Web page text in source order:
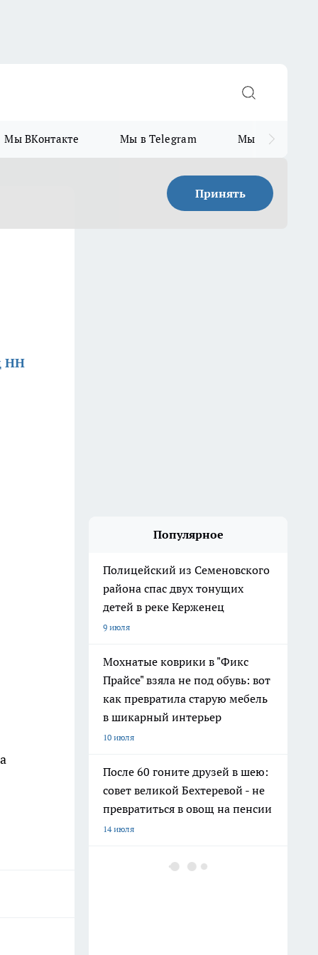
Мы ВКонтакте Мы в Telegram Мы в MAX
Принять
НН
Популярное
Полицейский из Семеновского
района спас двух тонущих
детей в реке Керженец
9 июля
Мохнатые коврики в "Фикс
Прайсе" взяла не под обувь: вот
как превратила старую мебель
в шикарный интерьер
10 июля
После 60 гоните друзей в шею:
совет великой Бехтеревой - не
превратиться в овощ на пенсии
14 июля
Гигант с нежной душой: как